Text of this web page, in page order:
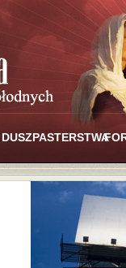
DUSZPASTERSTWA